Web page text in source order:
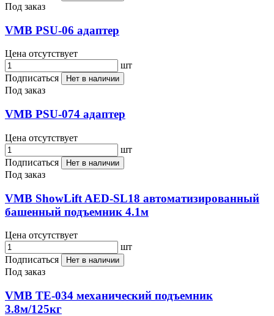
Под заказ
VMB PSU-06 адаптер
Цена отсутствует
шт
Подписаться
Нет в наличии
Под заказ
VMB PSU-074 адаптер
Цена отсутствует
шт
Подписаться
Нет в наличии
Под заказ
VMB ShowLift AED-SL18 автоматизированный
башенный подъемник 4.1м
Цена отсутствует
шт
Подписаться
Нет в наличии
Под заказ
VMB TE-034 механический подъемник
3.8м/125кг